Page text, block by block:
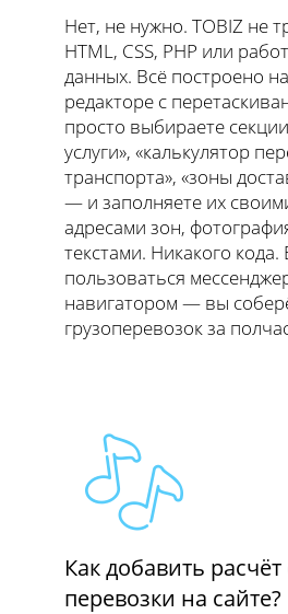
Нет, не нужно. TOBIZ не
HTML, CSS, PHP или
данных. Всё построено
редакторе с
просто выбираете
услуги», «калькулятор
транспорта», «зоны
— и заполняете их
адресами зон,
текстами. Никакого
пользоваться
навигатором — вы
грузоперевозок за
Как добавить
перевозки на сайте?